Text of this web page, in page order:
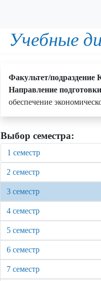
Учебные
Факультет/подраздение
Направление
обеспечение
Выбор семестра:
1 семестр
2 семестр
3 семестр
4 семестр
5 семестр
6 семестр
7 семестр